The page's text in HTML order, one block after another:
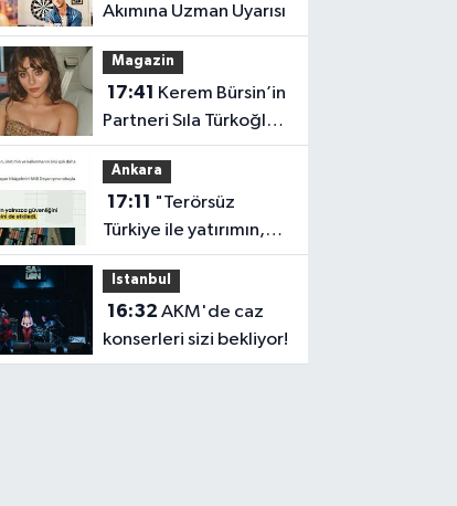
Akımına Uzman Uyarısı
Magazin
17:41
Partneri Sıla Türkoğlu
mu Olacak?
Ankara
17:11
Türkiye ile yatırımın,
üretimin ve
kalkınmanın önü
açılacak"
Istanbul
16:32 AKM'de caz
konserleri sizi bekliyor!